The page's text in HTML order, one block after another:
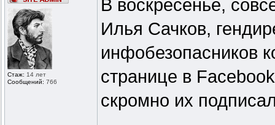
Стаж: 14 лет
Сообщений: 766
В воскресенье,
Илья Сачков,
инфобезопасников
странице в
скромно их